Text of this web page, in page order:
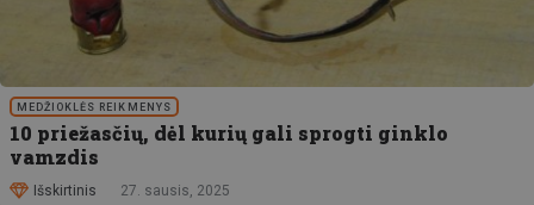
MEDŽIOKLĖS REIKMENYS
10 priežasčių, dėl kurių gali sprogti ginklo
vamzdis
Išskirtinis 27. sausis, 2025